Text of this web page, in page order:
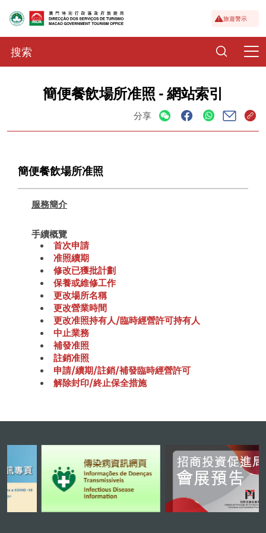
旅遊警示
簡便餐飲場所准照 - 網站索引
分享
簡便餐飲場所准照
服務簡介
手續概覽
首次申請
准照續期
修改已獲批計劃
保養或維修工作
更改場所名稱
更改營業時間
更改准照持有人/臨時經營許可持有人
中止業務
補發准照
註銷准照
申請/續期/註銷/補發臨時經營許可
解除封印/終止保全措施